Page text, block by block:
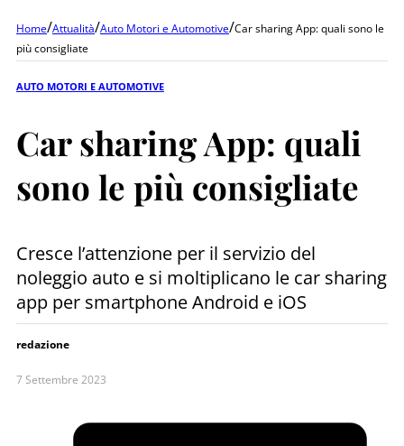
Home/Attualità/Auto Motori e Automotive/Car sharing App: quali sono le
più consigliate
AUTO MOTORI E AUTOMOTIVE
Car sharing App: quali
sono le più consigliate
Cresce l’attenzione per il servizio del
noleggio auto e si moltiplicano le car sharing
app per smartphone Android e iOS
redazione
7 Settembre 2023